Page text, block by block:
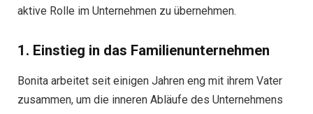
aktive Rolle im Unternehmen zu übernehmen.
1. Einstieg in das Familienunternehmen
Bonita arbeitet seit einigen Jahren eng mit ihrem Vater
zusammen, um die inneren Abläufe des Unternehmens